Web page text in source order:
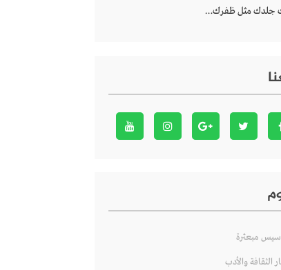
جلدك مثل ظفرك…
مبعثرة
الثقافة والأدب